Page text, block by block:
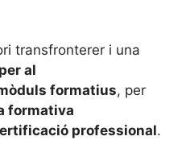
transfronterer i una
al
formatius, per
formativa
professional.